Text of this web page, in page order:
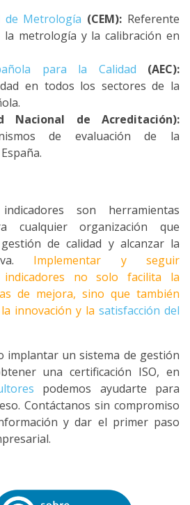
de Metrología (CEM): Referente
la metrología y la calibración en
para la Calidad (AEC):
en todos los sectores de la
Nacional de Acreditación):
de evaluación de la
son herramientas
cualquier organización que
de calidad y alcanzar la
Implementar y seguir
indicadores no solo facilita la
de mejora, sino que también
innovación y la satisfacción del
implantar un sistema de gestión
una certificación ISO, en
podemos ayudarte para
Contáctanos sin compromiso
y dar el primer paso